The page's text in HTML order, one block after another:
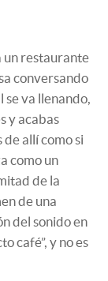
un restaurante
conversando
se va llenando,
y acabas
allí como si
como un
de la
de una
del sonido en
café”, y no es